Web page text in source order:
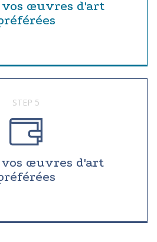
œuvres d'art
STEP 5
œuvres d'art